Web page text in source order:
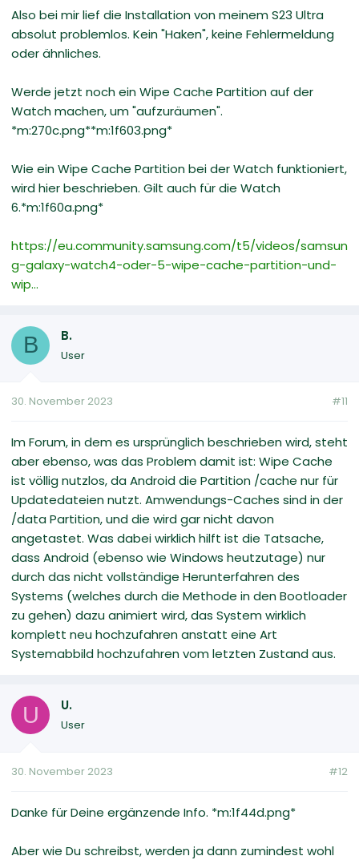
Also bei mir lief die Installation von meinem S23 Ultra
absolut problemlos. Kein "Haken", keine Fehlermeldung
oder ähnliches.
Werde jetzt noch ein Wipe Cache Partition auf der
Watch machen, um "aufzuräumen".
*m:270c.png**m:1f603.png*
Wie ein Wipe Cache Partition bei der Watch funktioniert,
wird hier beschrieben. Gilt auch für die Watch
6.*m:1f60a.png*
https://eu.community.samsung.com/t5/videos/samsun
g-galaxy-watch4-oder-5-wipe-cache-partition-und-
wip...
B B.
User
30. November 2023 #11
Im Forum, in dem es ursprünglich beschrieben wird, steht
aber ebenso, was das Problem damit ist: Wipe Cache
ist völlig nutzlos, da Android die Partition /cache nur für
Updatedateien nutzt. Amwendungs-Caches sind in der
/data Partition, und die wird gar nicht davon
angetastet. Was dabei wirklich hilft ist die Tatsache,
dass Android (ebenso wie Windows heutzutage) nur
durch das nicht vollständige Herunterfahren des
Systems (welches durch die Methode in den Bootloader
zu gehen) dazu animiert wird, das System wirklich
komplett neu hochzufahren anstatt eine Art
Systemabbild hochzufahren vom letzten Zustand aus.
U U.
User
30. November 2023 #12
Danke für Deine ergänzende Info. *m:1f44d.png*
Aber wie Du schreibst, werden ja dann zumindest wohl